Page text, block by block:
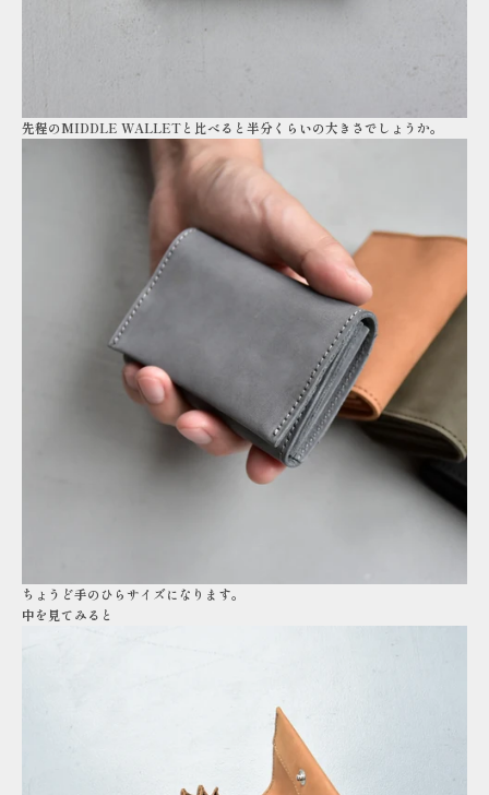
先程のMIDDLE WALLETと比べると半分くらいの大きさでしょうか。
ちょうど手のひらサイズになります。
中を見てみると